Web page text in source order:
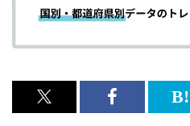
x<br>